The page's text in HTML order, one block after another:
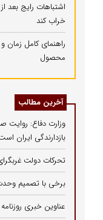
اشتباهات رایج بعد
خراب کند
محصول
آخرین مطالب
وزارت دفاع: روایت
بازدارندگی ایران
تحرکات دولت
برخی با تصمیم
عناوین خبری روزنامه های